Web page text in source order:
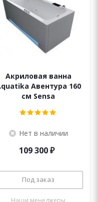
Акриловая ванна
Авентура 160
см Sensa
Нет в наличии
109 300₽
Под заказ
Наши менеджеры